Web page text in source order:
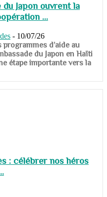
du Japon ouvrent la
...
- 10/07/26
d’aide au
du Japon en Haïti
étape importante vers la
: célébrer nos héros